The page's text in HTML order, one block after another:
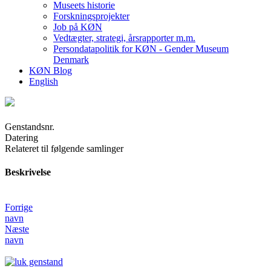
Museets historie
Forskningsprojekter
Job på KØN
Vedtægter, strategi, årsrapporter m.m.
Persondatapolitik for KØN - Gender Museum
Denmark
KØN Blog
English
Genstandsnr.
Datering
Relateret til følgende samlinger
Beskrivelse
Forrige
navn
Næste
navn